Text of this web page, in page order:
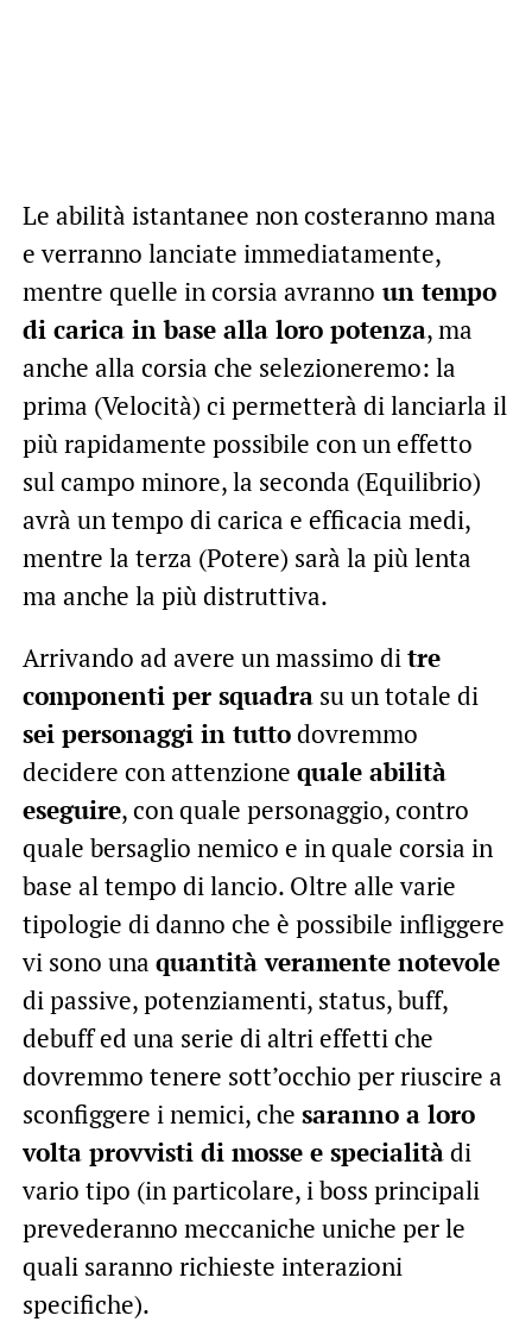
Le abilità istantanee non costeranno mana
e verranno lanciate immediatamente,
mentre quelle in corsia avranno un tempo
di carica in base alla loro potenza, ma
anche alla corsia che selezioneremo: la
prima (Velocità) ci permetterà di lanciarla il
più rapidamente possibile con un effetto
sul campo minore, la seconda (Equilibrio)
avrà un tempo di carica e efficacia medi,
mentre la terza (Potere) sarà la più lenta
ma anche la più distruttiva.
Arrivando ad avere un massimo ditre
componenti per squadrasu un totale di
sei personaggi in tuttodovremmo
decidere con attenzione quale abilità
eseguire, con quale personaggio, contro
quale bersaglio nemico e in quale corsia in
base al tempo di lancio. Oltre alle varie
tipologie di danno che è possibile infliggere
vi sono una quantità veramente notevole
di passive, potenziamenti, status, buff,
debuff ed una serie di altri effetti che
dovremmo tenere sott’occhio per riuscire a
sconfiggere i nemici, che saranno a loro
volta provvisti di mosse e specialitàdi
vario tipo (in particolare, i boss principali
prevederanno meccaniche uniche per le
quali saranno richieste interazioni
specifiche).